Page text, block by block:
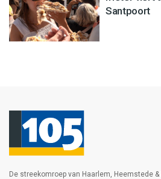
Santpoort
De streekomroep van Haarlem, Heemstede